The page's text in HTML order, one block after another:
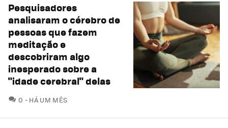
Pesquisadores
analisaram o cérebro de
pessoas que fazem
meditação e
descobriram algo
inesperado sobre a
"idade cerebral" delas
0 COMENTÁRIOS
HÁ UM MÊS